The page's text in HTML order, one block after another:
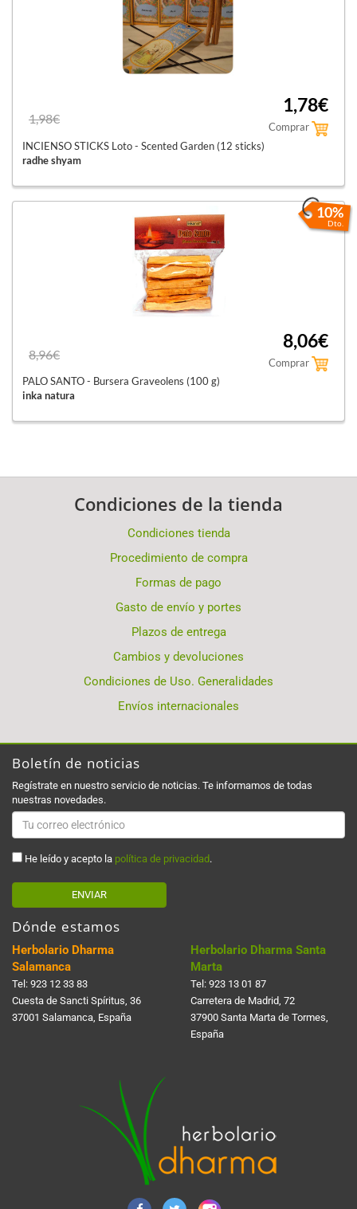
1,98€
1,78€
Comprar
INCIENSO STICKS Loto - Scented Garden (12 sticks)
radhe shyam
10%
Dto.
8,96€
8,06€
Comprar
PALO SANTO - Bursera Graveolens (100 g)
inka natura
Condiciones de la tienda
Condiciones tienda
Procedimiento de compra
Formas de pago
Gasto de envío y portes
Plazos de entrega
Cambios y devoluciones
Condiciones de Uso. Generalidades
Envíos internacionales
Boletín de noticias
Regístrate en nuestro servicio de noticias. Te informamos de todas
nuestras novedades.
He leído y acepto la política de privacidad .
ENVIAR
Dónde estamos
Herbolario Dharma
Salamanca
Tel: 923 12 33 83
Cuesta de Sancti Spí­ritus, 36
37001 Salamanca, España
Herbolario Dharma Santa
Marta
Tel: 923 13 01 87
Carretera de Madrid, 72
37900 Santa Marta de Tormes,
España